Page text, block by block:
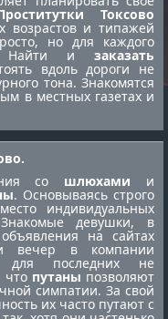
Токсово
возрастов и типажей
но для каждого
Найти и заказать
вдоль дороги не
тона. Знакомятся
в местных газетах и
со шлюхами и
. Основываясь строго
индивидуальных
девушки, в
на сайтах
вечер в компании
для последних не
что путаны позволяют
симпатии. За свой
их часто путают с